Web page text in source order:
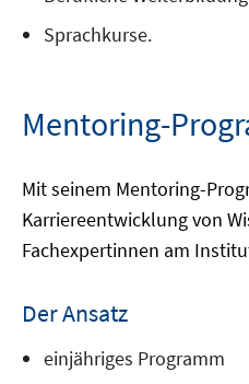
Sprachkurse.
Mentoring-
Mit seinem Mentoring-
Karriereentwicklung von
Fachexpertinnen am
Der Ansatz
einjähriges Programm